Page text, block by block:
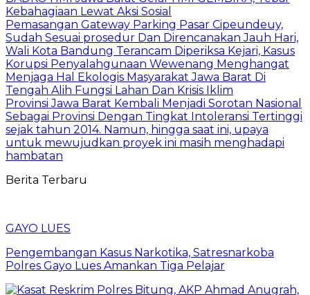
Kebahagiaan Lewat Aksi Sosial
Pemasangan Gateway Parking Pasar Cipeundeuy,
Sudah Sesuai prosedur Dan Direncanakan Jauh Hari,
Wali Kota Bandung Terancam Diperiksa Kejari, Kasus
Korupsi Penyalahgunaan Wewenang Menghangat
Menjaga Hal Ekologis Masyarakat Jawa Barat Di
Tengah Alih Fungsi Lahan Dan Krisis Iklim
Provinsi Jawa Barat Kembali Menjadi Sorotan Nasional
Sebagai Provinsi Dengan Tingkat Intoleransi Tertinggi
sejak tahun 2014. Namun, hingga saat ini, upaya
untuk mewujudkan proyek ini masih menghadapi
hambatan
Berita Terbaru
GAYO LUES
Pengembangan Kasus Narkotika, Satresnarkoba
Polres Gayo Lues Amankan Tiga Pelajar